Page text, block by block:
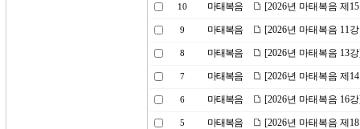
10 마태복음 [2026년 마태복음 제
9 마태복음 [2026년 마태복음 11
8 마태복음 [2026년 마태복음 13
7 마태복음 [2026년 마태복음 제
6 마태복음 [2026년 마태복음 16
5 마태복음 [2026년 마태복음 제